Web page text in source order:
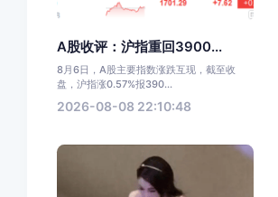
A股收评：沪指重回3900...
8月6日，A股主要指数涨跌互现，截至收
盘，沪指涨0.57%报390...
2026-08-08 22:10:48